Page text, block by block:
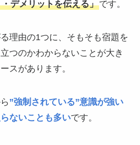
デメリットを伝える」です。
理由の1つに、そもそも宿題を
つのかわからないことが大き
スがあります。
”強制されている”意識が強い
ないことも多いです。